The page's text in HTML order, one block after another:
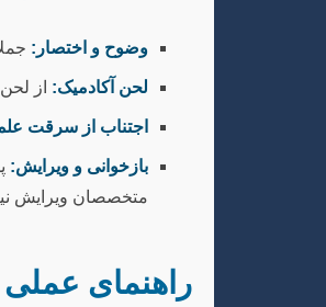
وضوح و اختصار:
لحن آکادمیک: از
اجتناب از سرقت
بازخوانی و ویرایش:
متخصصان ویرایش
راهنمای